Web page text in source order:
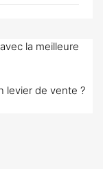
la meilleure
levier de vente ?